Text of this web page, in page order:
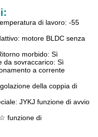
di lavoro: -55
motore BLDC senza
morbido: Sì
sovraccarico: Sì
a corrente
della coppia di
JYKJ funzione di avvio
funzione di